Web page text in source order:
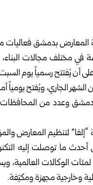
بدمشق فعاليات
مختلف مجالات البناء،
أن يُفتتح رسمياً يوم
الجاري، ويُفتح يومياً
وعدد من
لتنظيم المعارض
توصلت إليه
الوكالات
وخارجية مجهزة ومكيّفة.